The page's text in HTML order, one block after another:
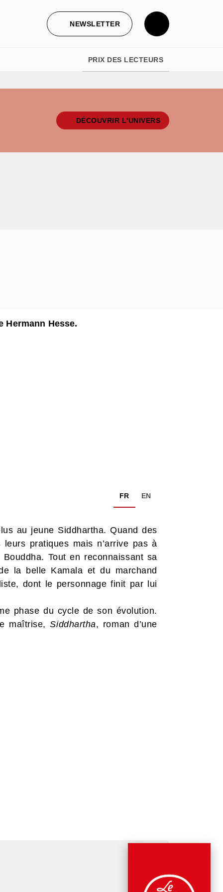
NEWSLETTER
PRIX DES LECTEURS
DÉCOUVRIR L'UNIVERS
Hermann Hesse.
FR EN
au jeune Siddhartha. Quand des
pratiques mais n’arrive pas à
Tout en reconnaissant sa
la belle Kamala et du marchand
dont le personnage finit par lui
phase du cycle de son évolution.
maîtrise,Siddhartha, roman d’une